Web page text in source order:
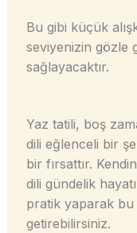
Bu gibi küçük
seviyenizin gözle
sağlayacaktır.
Yaz tatili, boş
dili eğlenceli bir
bir fırsattır.
dili gündelik
pratik yaparak
getirebilirsiniz.